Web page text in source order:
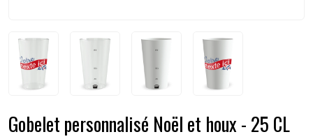
Gobelet personnalisé Noël et houx - 25 CL